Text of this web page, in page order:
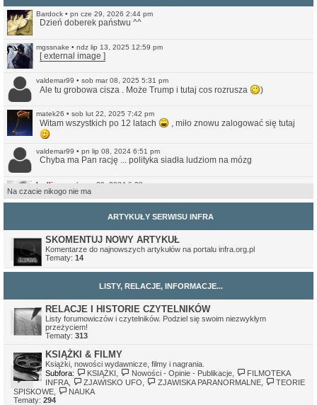
Bardock • pn cze 29, 2026 2:44 pm
Dzień doberek państwu ^^
mgssnake • ndz lip 13, 2025 12:59 pm
[ external image ]
valdemar99 • sob mar 08, 2025 5:31 pm
Ale tu grobowa cisza . Może Trump i tutaj cos rozrusza )
matek26 • sob lut 22, 2025 7:42 pm
Witam wszystkich po 12 latach , miło znowu zalogować się tutaj
valdemar99 • pn lip 08, 2024 6:51 pm
Chyba ma Pan rację ... polityka siadła ludziom na mózg
Ivellios sob cze 29, 2024 6:38 pm
Raczej wątpię. Ale przynajmniej jest teraz bardziej przystępna do
czytania na smartfonach. Nie jest może idealna, ale lepsze (a na
pewno czytelniejsze) to niż to co było wcześniej.
valdemar99•ndz cze 16, 2024 7:56 am
Może strona odżyje
Northwood
No i pięknie.
Przekonwertowałem Infrę na WordPressa:https://www.infra.org.pl/
Ivellios •sob gru 24, 2022 11:41 pm
Działają tylko awatary, które były wgrane na serwer. Awatary z
zewnętrznych serwerów mogą nie działać, z tego względu, że
serwery, na których były hostowane, zniknęły.
Na czacie nikogo nie ma
ARTYKUŁY SERWISU INFRA
SKOMENTUJ NOWY ARTYKUŁ
Komentarze do najnowszych artykułów na portalu infra.org.pl
Tematy: 14
LISTY, RELACJE, INFORMACJE...
RELACJE I HISTORIE CZYTELNIKÓW
Listy forumowiczów i czytelników. Podziel się swoim niezwykłym
przeżyciem!
Tematy: 313
KSIĄŻKI & FILMY
Książki, nowości wydawnicze, filmy i nagrania.
Subfora:
KSIĄŻKI Nowości - Opinie - Publikacje,
FILMOTEKA
INFRA
ZJAWISKO UFO ZJAWISKA PARANORMALNE,
TEORIE
SPISKOWE
NAUKA
Tematy: 294